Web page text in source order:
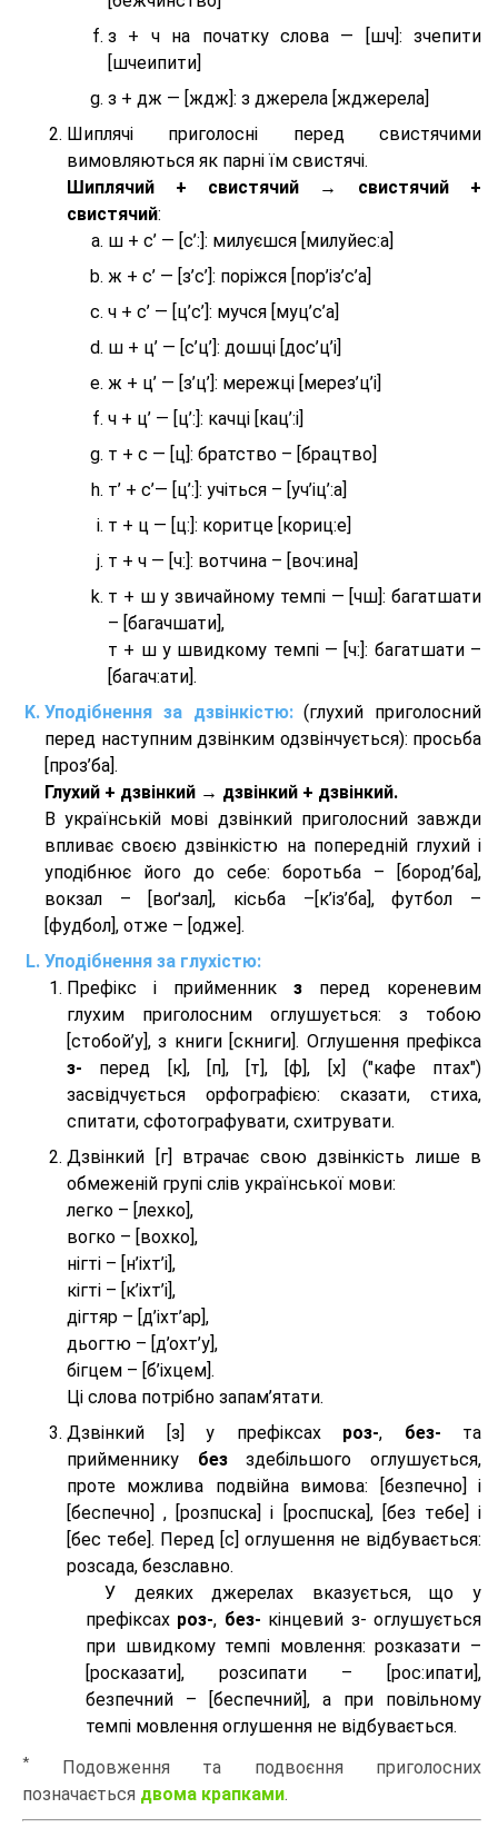
з + ч на початку слова — [шч]: зчепити
[шчеипити]
з + дж — [ждж]: з джерела [жджерела]
Шиплячі приголосні перед свистячими
вимовляються як парні їм свистячі.
Шиплячий + свистячий → свистячий +
свистячий:
ш + с’ — [с’:]: милуєшся [милуйес:а]
ж + с’ — [з’с’]: поріжся [пор’із’с’а]
ч + с’ — [ц’с’]: мучся [муц’с’а]
ш + ц’ — [с’ц’]: дошці [дос’ц’і]
ж + ц’ — [з’ц’]: мережці [мерез’ц’і]
ч + ц’ — [ц’:]: качці [кац’:і]
т + с — [ц]: братство – [брaцтво]
т’ + с’— [ц’:]: учіться – [уч’іц’:a]
т + ц — [ц:]: коритце [кориц:е]
т + ч — [ч:]: вотчина – [вoч:ина]
т + ш у звичайному темпі — [чш]: багатшати
– [багачшати],
т + ш у швидкому темпі — [ч:]: багатшати –
[багач:ати].
Уподібнення за дзвінкістю:(глухий приголосний
перед наступним дзвінким одзвінчується): просьба
[проз’ба].
Глухий + дзвінкий → дзвінкий + дзвінкий.
В українській мові дзвінкий приголосний завжди
впливає своєю дзвінкістю на попередній глухий і
уподібнює його до себе: боротьба – [бород’ба],
вокзал – [воґзал], кісьба –[к’із’ба], футбол –
[фудбол], отже – [одже].
Уподібнення за глухістю:
Префікс і прийменник з перед кореневим
глухим приголосним оглушується: з тобою
[стобой’у], з книги [скниги]. Оглушення префікса
з- перед [к], [п], [т], [ф], [х] ("кафе птах")
засвідчується орфографією: сказати, стиха,
спитати, сфотографувати, схитрувати.
Дзвінкий [г] втрачає свою дзвінкість лише в
обмеженій групі слів української мови:
легко – [лехко],
вогко – [вохко],
нігті – [н’іхт’і],
кігті – [к’іхт’і],
дігтяр – [д’іхт’ар],
дьогтю – [д’охт’у],
бігцем – [б’іхцем].
Ці слова потрібно запам’ятати.
Дзвінкий [з] у префіксах роз-, без- та
прийменнику безздебільшого оглушується,
проте можлива подвійна вимова: [безпeчно] і
[беспeчно] , [розпuска] і [роспuска], [без тeбе] і
[бес тeбе]. Перед [с] оглушення не відбувається:
розсада, безславно.
У деяких джерелах вказується, що у
префіксах роз-, без- кінцевий з- оглушується
при швидкому темпі мовлення: розказати –
[росказати], розсипати – [роc:ипати],
безпечний – [беспечний], а при повільному
темпі мовлення оглушення не відбувається.
*
Подовження та подвоєння приголосних
позначається двома крапками.